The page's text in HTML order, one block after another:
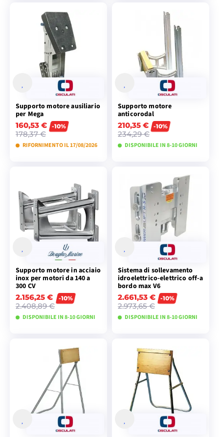
VISUALIZZA I
MODELLI
VISUALIZZA I
MODELLI
Supporto motore ausiliario
per Mega
160,53 €
178,37 €
-10%
RIFORNIMENTO IL 17/08/2026
MODELLI
Supporto motore
anticorodal
210,35 €
234,29 €
-10%
DISPONIBILE IN 8-10 GIORNI
VISUALIZZA I
MODELLI
Supporto motore in acciaio
inox per motori da 140 a
300 CV
2.156,25 €
2.408,89 €
-10%
DISPONIBILE IN 8-10 GIORNI
VISUALIZZA I
MODELLI
Sistema di sollevamento
idroelettrico-elettrico off-a
bordo max V6
2.661,53 €
2.973,65 €
-10%
DISPONIBILE IN 8-10 GIORNI
VISUALIZZA I
MODELLI